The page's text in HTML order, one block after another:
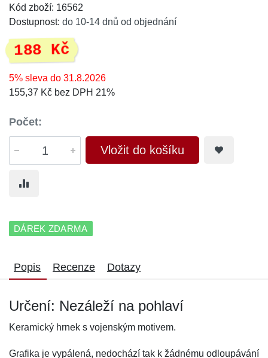
Kód zboží: 16562
Dostupnost: do 10-14 dnů od objednání
188 Kč
5% sleva do 31.8.2026
155,37 Kč bez DPH 21%
Počet:
Vložit do košíku
DÁREK ZDARMA
Popis Recenze Dotazy
Určení: Nezáleží na pohlaví
Keramický hrnek s vojenským motivem.
Grafika je vypálená, nedochází tak k žádnému odloupávání